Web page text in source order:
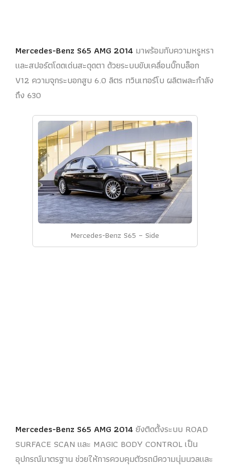
Mercedes-Benz S65 AMG 2014 มาพร้อมกับความหรูหรา
และสปอร์ตโดดเด่นสะดุดตา ด้วยระบบขับเคลื่อนบิ๊กบล็อก
V12 ความจุกระบอกสูบ 6.0 ลิตร ทวินเทอร์โบ ผลิตพละกำลัง
ถึง 630
Mercedes-Benz S65 – Side
Mercedes-Benz S65 AMG 2014ยังติดตั้งระบบ ROAD
SURFACE SCAN และ MAGIC BODY CONTROL เป็น
อุปกรณ์มาตรฐาน ช่วยให้การควบคุมตัวรถมีความนุ่มนวลและ